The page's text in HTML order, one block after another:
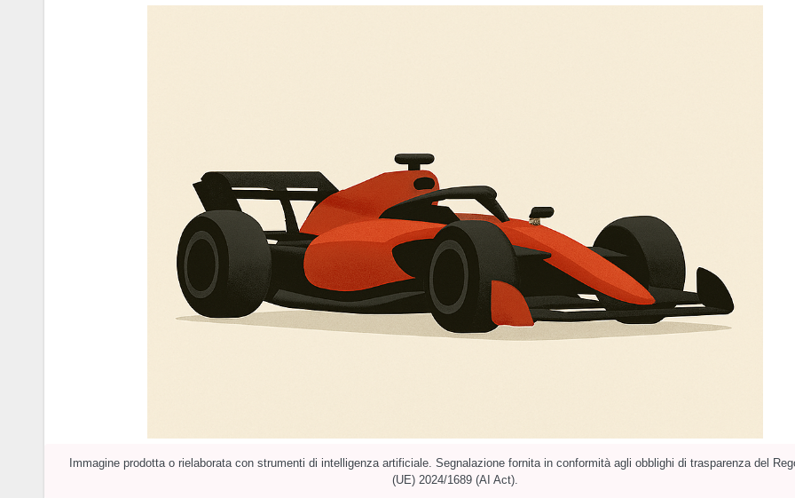
Immagine prodotta o rielaborata con strumenti di intelligenza artificiale. Segnalazione fornita in conformità agli obblighi di trasparenza del
(UE) 2024/1689 (AI Act).